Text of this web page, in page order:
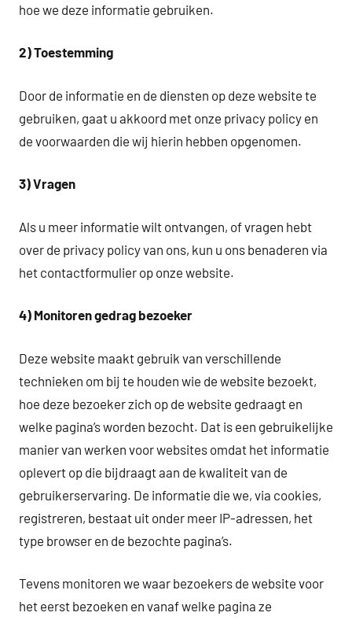
hoe we deze informatie gebruiken.
2) Toestemming
Door de informatie en de diensten op deze website te
gebruiken, gaat u akkoord met onze privacy policy en
de voorwaarden die wij hierin hebben opgenomen.
3) Vragen
Als u meer informatie wilt ontvangen, of vragen hebt
over de privacy policy van ons, kun u ons benaderen via
het contactformulier op onze website.
4) Monitoren gedrag bezoeker
Deze website maakt gebruik van verschillende
technieken om bij te houden wie de website bezoekt,
hoe deze bezoeker zich op de website gedraagt en
welke pagina’s worden bezocht. Dat is een gebruikelijke
manier van werken voor websites omdat het informatie
oplevert op die bijdraagt aan de kwaliteit van de
gebruikerservaring. De informatie die we, via cookies,
registreren, bestaat uit onder meer IP-adressen, het
type browser en de bezochte pagina’s.
Tevens monitoren we waar bezoekers de website voor
het eerst bezoeken en vanaf welke pagina ze